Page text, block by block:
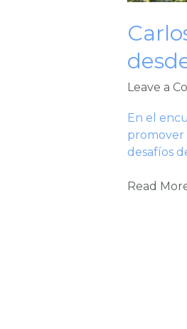
Leave a
En el
promover
desafíos
Read